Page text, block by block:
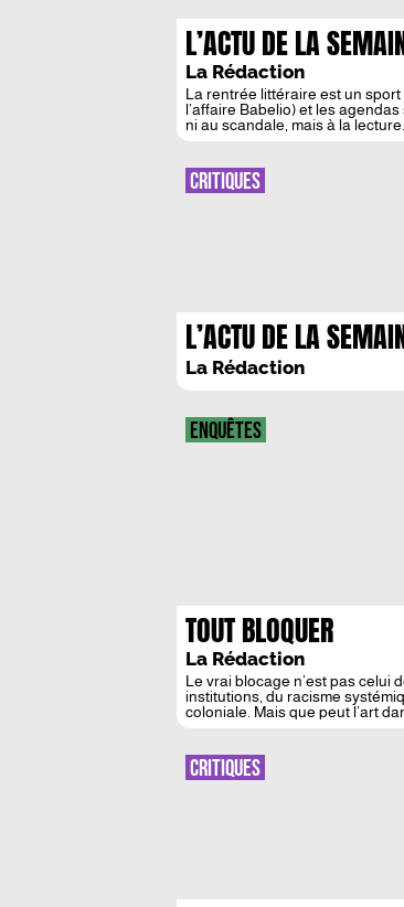
L’ACTU DE LA
La Rédaction
La rentrée littéraire est un
l’affaire Babelio) et les
ni au scandale, mais à la
L’ACTU DE LA
SEPTEMBRE
La Rédaction
CRITIQUES
TOUT BLOQUER
La Rédaction
Le vrai blocage n’est pas celui
institutions, du racisme
coloniale. Mais que peut l’art
ENQUÊTES
CRITIQUES